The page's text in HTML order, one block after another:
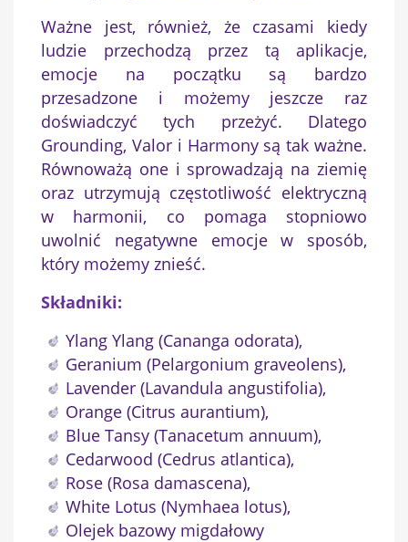
Ważne jest, również, że czasami kiedy
ludzie przechodzą przez tą aplikacje,
emocje na początku są bardzo
przesadzone i możemy jeszcze raz
doświadczyć tych przeżyć. Dlatego
Grounding, Valor i Harmony są tak ważne.
Równoważą one i sprowadzają na ziemię
oraz utrzymują częstotliwość elektryczną
w harmonii, co pomaga stopniowo
uwolnić negatywne emocje w sposób,
który możemy znieść.
Składniki:
Ylang Ylang (Cananga odorata),
Geranium (Pelargonium graveolens),
Lavender (Lavandula angustifolia),
Orange (Citrus aurantium),
Blue Tansy (Tanacetum annuum),
Cedarwood (Cedrus atlantica),
Rose (Rosa damascena),
White Lotus (Nymhaea lotus),
Olejek bazowy migdałowy